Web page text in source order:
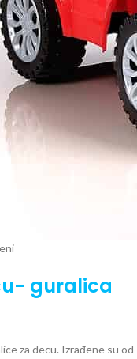
guralica
za decu. Izrađene su od